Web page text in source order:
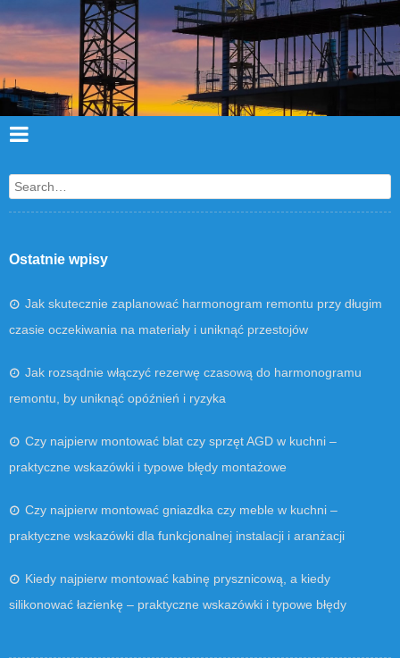
Search
Ostatnie wpisy
Jak skutecznie zaplanować harmonogram remontu przy długim
czasie oczekiwania na materiały i uniknąć przestojów
Jak rozsądnie włączyć rezerwę czasową do harmonogramu
remontu, by uniknąć opóźnień i ryzyka
Czy najpierw montować blat czy sprzęt AGD w kuchni –
praktyczne wskazówki i typowe błędy montażowe
Czy najpierw montować gniazdka czy meble w kuchni –
praktyczne wskazówki dla funkcjonalnej instalacji i aranżacji
Kiedy najpierw montować kabinę prysznicową, a kiedy
silikonować łazienkę – praktyczne wskazówki i typowe błędy